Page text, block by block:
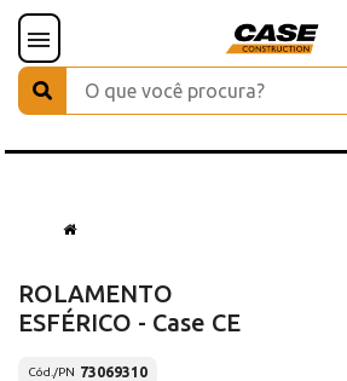
ROLAMENTO
ESFÉRICO - Case CE
Cód./PN 73069310